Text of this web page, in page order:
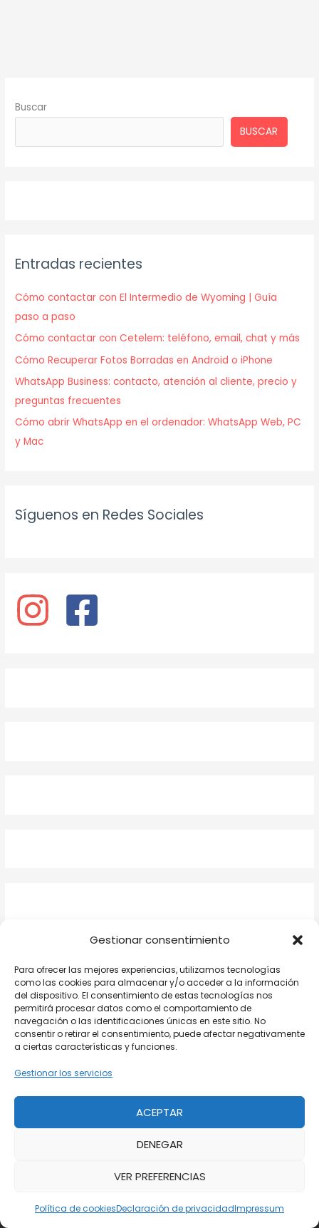
Gestionar consentimiento
Para ofrecer las mejores experiencias, utilizamos tecnologías
como las cookies para almacenar y/o acceder a la información
del dispositivo. El consentimiento de estas tecnologías nos
permitirá procesar datos como el comportamiento de
navegación o las identificaciones únicas en este sitio. No
consentir o retirar el consentimiento, puede afectar negativamente
a ciertas características y funciones.
Gestionar los servicios
ACEPTAR
DENEGAR
VER PREFERENCIAS
Política de cookiesDeclaración de privacidadImpressum
Buscar
BUSCAR
Entradas recientes
Cómo contactar con El Intermedio de Wyoming | Guía
paso a paso
Cómo contactar con Cetelem: teléfono, email, chat y más
Cómo Recuperar Fotos Borradas en Android o iPhone
WhatsApp Business: contacto, atención al cliente, precio y
preguntas frecuentes
Cómo abrir WhatsApp en el ordenador: WhatsApp Web, PC
y Mac
Síguenos en Redes Sociales
Toda La Información.com
La Guía lider en España para encontrar teléfonos gratuitos,
Enlaces Rápidos